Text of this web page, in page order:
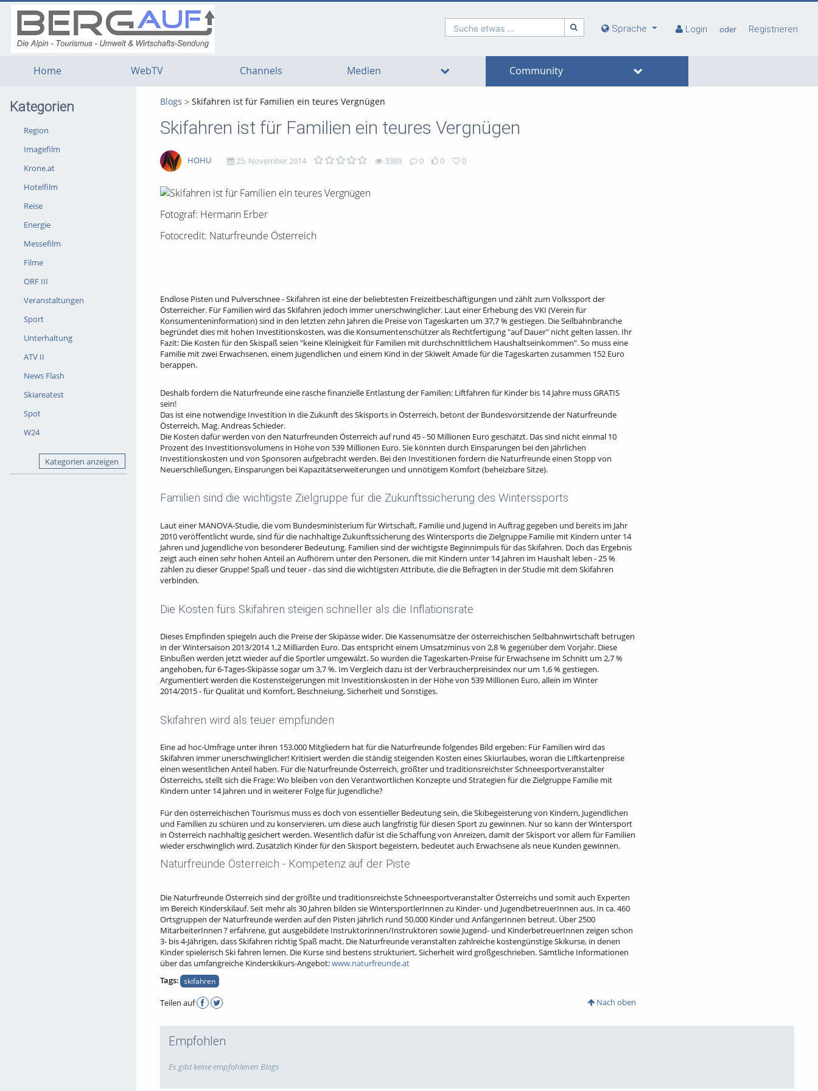
Suche etwas ... Sprache Login oder Registrieren
Home WebTV Channels Medien Community
Kategorien
Region
Imagefilm
Krone.at
Hotelfilm
Reise
Energie
Messefilm
Filme
ORF III
Veranstaltungen
Sport
Unterhaltung
ATV II
News Flash
Skiareatest
Spot
W24
Kategorien anzeigen
Blogs Skifahren ist für Familien ein teures Vergnügen
Skifahren ist für Familien ein teures Vergnügen
HOHU 25. November 2014 3389 0
Kommentare
0 0
favoritesFotograf: Hermann Erber
Fotocredit: Naturfreunde Österreich
Endlose Pisten und Pulverschnee - Skifahren ist eine der beliebtesten Freizeitbeschäftigungen und zählt zum Volkssport der
Österreicher. Für Familien wird das Skifahren jedoch immer unerschwinglicher. Laut einer Erhebung des VKI (Verein für
Konsumenteninformation) sind in den letzten zehn Jahren die Preise von Tageskarten um 37,7 % gestiegen. Die Seilbahnbranche
begründet dies mit hohen Investitionskosten, was die Konsumentenschützer als Rechtfertigung "auf Dauer" nicht gelten lassen. Ihr
Fazit: Die Kosten für den Skispaß seien "keine Kleinigkeit für Familien mit durchschnittlichem Haushaltseinkommen". So muss eine
Familie mit zwei Erwachsenen, einem Jugendlichen und einem Kind in der Skiwelt Amade für die Tageskarten zusammen 152 Euro
berappen.
Deshalb fordern die Naturfreunde eine rasche finanzielle Entlastung der Familien: Liftfahren für Kinder bis 14 Jahre muss GRATIS
sein!
Das ist eine notwendige Investition in die Zukunft des Skisports in Österreich, betont der Bundesvorsitzende der Naturfreunde
Österreich, Mag. Andreas Schieder.
Die Kosten dafür werden von den Naturfreunden Österreich auf rund 45 - 50 Millionen Euro geschätzt. Das sind nicht einmal 10
Prozent des Investitionsvolumens in Höhe von 539 Millionen Euro. Sie könnten durch Einsparungen bei den jährlichen
Investitionskosten und von Sponsoren aufgebracht werden. Bei den Investitionen fordern die Naturfreunde einen Stopp von
Neuerschließungen, Einsparungen bei Kapazitätserweiterungen und unnötigem Komfort (beheizbare Sitze).
Familien sind die wichtigste Zielgruppe für die Zukunftssicherung des Winterssports
Laut einer MANOVA-Studie, die vom Bundesministerium für Wirtschaft, Familie und Jugend in Auftrag gegeben und bereits im Jahr
2010 veröffentlicht wurde, sind für die nachhaltige Zukunftssicherung des Wintersports die Zielgruppe Familie mit Kindern unter 14
Jahren und Jugendliche von besonderer Bedeutung. Familien sind der wichtigste Beginnimpuls für das Skifahren. Doch das Ergebnis
zeigt auch einen sehr hohen Anteil an Aufhörern unter den Personen, die mit Kindern unter 14 Jahren im Haushalt leben - 25 %
zählen zu dieser Gruppe! Spaß und teuer - das sind die wichtigsten Attribute, die die Befragten in der Studie mit dem Skifahren
verbinden.
Die Kosten fürs Skifahren steigen schneller als die Inflationsrate
Dieses Empfinden spiegeln auch die Preise der Skipässe wider. Die Kassenumsätze der österreichischen Seilbahnwirtschaft betrugen
in der Wintersaison 2013/2014 1,2 Milliarden Euro. Das entspricht einem Umsatzminus von 2,8 % gegenüber dem Vorjahr. Diese
Einbußen werden jetzt wieder auf die Sportler umgewälzt. So wurden die Tageskarten-Preise für Erwachsene im Schnitt um 2,7 %
angehoben, für 6-Tages-Skipässe sogar um 3,7 %. Im Vergleich dazu ist der Verbraucherpreisindex nur um 1,6 % gestiegen.
Argumentiert werden die Kostensteigerungen mit Investitionskosten in der Höhe von 539 Millionen Euro, allein im Winter
2014/2015 - für Qualität und Komfort, Beschneiung, Sicherheit und Sonstiges.
Skifahren wird als teuer empfunden
Eine ad hoc-Umfrage unter ihren 153.000 Mitgliedern hat für die Naturfreunde folgendes Bild ergeben: Für Familien wird das
Skifahren immer unerschwinglicher! Kritisiert werden die ständig steigenden Kosten eines Skiurlaubes, woran die Liftkartenpreise
einen wesentlichen Anteil haben. Für die Naturfreunde Österreich, größter und traditionsreichster Schneesportveranstalter
Österreichs, stellt sich die Frage: Wo bleiben von den Verantwortlichen Konzepte und Strategien für die Zielgruppe Familie mit
Kindern unter 14 Jahren und in weiterer Folge für Jugendliche?
Für den österreichischen Tourismus muss es doch von essentieller Bedeutung sein, die Skibegeisterung von Kindern, Jugendlichen
und Familien zu schüren und zu konservieren, um diese auch langfristig für diesen Sport zu gewinnen. Nur so kann der Wintersport
in Österreich nachhaltig gesichert werden. Wesentlich dafür ist die Schaffung von Anreizen, damit der Skisport vor allem für Familien
wieder erschwinglich wird. Zusätzlich Kinder für den Skisport begeistern, bedeutet auch Erwachsene als neue Kunden gewinnen.
Naturfreunde Österreich - Kompetenz auf der Piste
Die Naturfreunde Österreich sind der größte und traditionsreichste Schneesportveranstalter Österreichs und somit auch Experten
im Bereich Kinderskilauf. Seit mehr als 30 Jahren bilden sie WintersportlerInnen zu Kinder- und JugendbetreuerInnen aus. In ca. 460
Ortsgruppen der Naturfreunde werden auf den Pisten jährlich rund 50.000 Kinder und AnfängerInnen betreut. Über 2500
MitarbeiterInnen ? erfahrene, gut ausgebildete Instruktorinnen/Instruktoren sowie Jugend- und KinderbetreuerInnen zeigen schon
3- bis 4-Jährigen, dass Skifahren richtig Spaß macht. Die Naturfreunde veranstalten zahlreiche kostengünstige Skikurse, in denen
Kinder spielerisch Ski fahren lernen. Die Kurse sind bestens strukturiert, Sicherheit wird großgeschrieben. Sämtliche Informationen
über das umfangreiche Kinderskikurs-Angebot:www.naturfreunde.at
Tags: skifahren
Teilen auf Nach oben
Empfohlen
Es gibt keine empfohlenen Blogs